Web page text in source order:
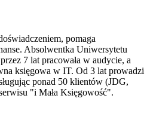
pomaga
Absolwentka Uniwersytetu
7 lat pracowała w audycie, a
księgowa w IT. Od 3 lat prowadzi
ponad 50 klientów (JDG,
"i Mała Księgowość".